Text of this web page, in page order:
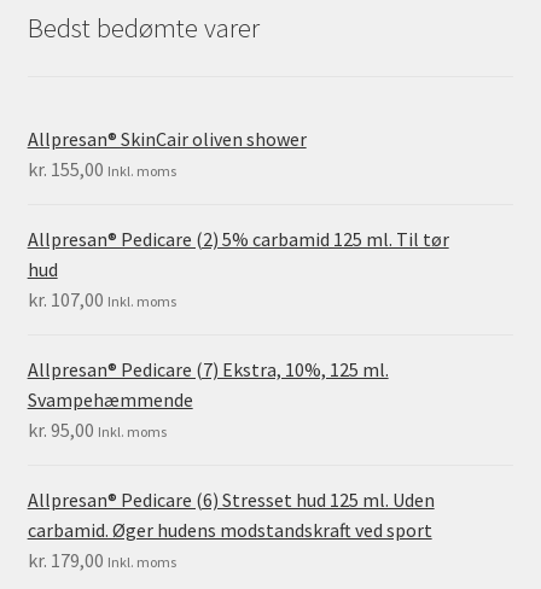
Bedst bedømte varer
Allpresan® SkinCair oliven shower
kr. 155,00 Inkl. moms
Allpresan® Pedicare (2) 5% carbamid 125 ml. Til tør
hud
kr. 107,00 Inkl. moms
Allpresan® Pedicare (7) Ekstra, 10%, 125 ml.
Svampehæmmende
kr. 95,00 Inkl. moms
Allpresan® Pedicare (6) Stresset hud 125 ml. Uden
carbamid. Øger hudens modstandskraft ved sport
kr. 179,00 Inkl. moms